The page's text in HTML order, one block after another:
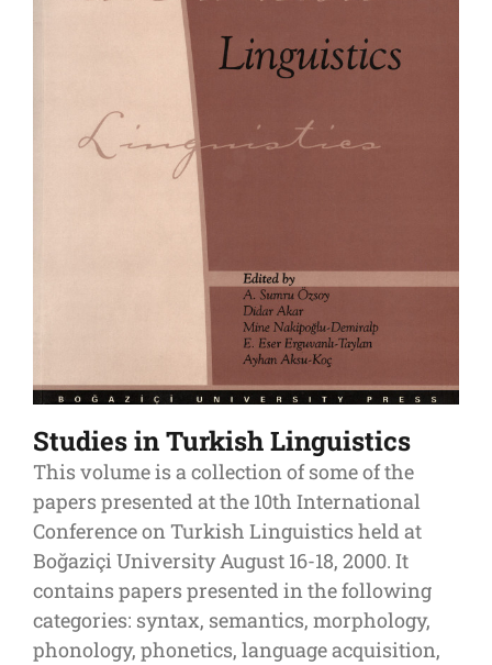
Studies in Turkish Linguistics
This volume is a collection of some of the
papers presented at the 10th International
Conference on Turkish Linguistics held at
Boğaziçi University August 16-18, 2000. It
contains papers presented in the following
categories: syntax, semantics, morphology,
phonology, phonetics, language acquisition,